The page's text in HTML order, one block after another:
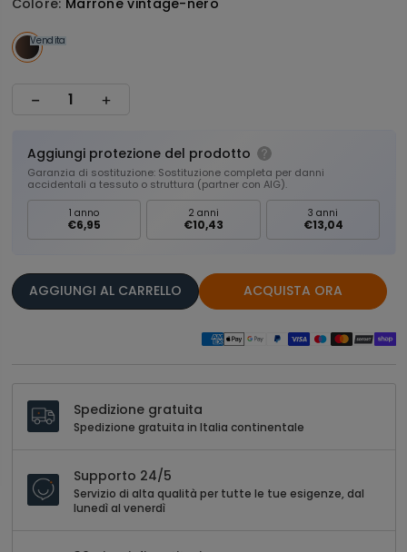
Vendita
Aggiungi protezione del prodotto
Garanzia di sostituzione: Sostituzione completa per danni
accidentali a tessuto o struttura (partner con AIG).
1 anno
€6,95
2 anni
€10,43
3 anni
€13,04
AGGIUNGI AL CARRELLO ACQUISTA ORA
Spedizione gratuita
Spedizione gratuita in Italia continentale
Supporto 24/5
Servizio di alta qualità per tutte le tue esigenze, dal
lunedì al venerdì